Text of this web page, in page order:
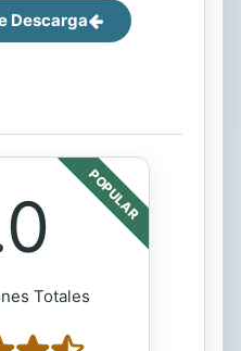
Descarga
POPULAR
Totales